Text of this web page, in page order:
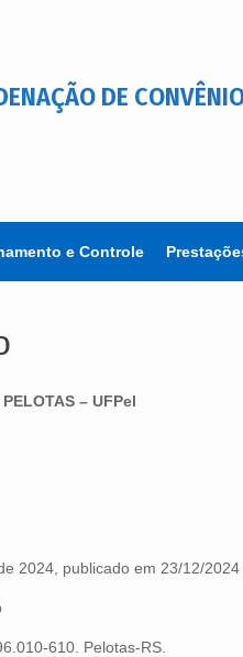
DE
e Controle
– UFPel
2024, publicado em 23/12/
610. Pelotas-RS.